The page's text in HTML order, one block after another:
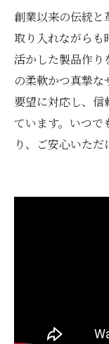
創業以来の伝統と
取り入れながら
活かした製品作り
の柔軟かつ真摯
要望に対応し、
ています。いつで
り、ご安心いただ